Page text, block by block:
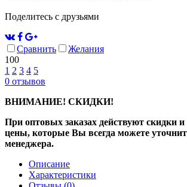
Поделитесь с друзьями
Сравнить
Желания
100
1 2 3 4 5
0 отзывов
ВНИМАНИЕ! СКИДКИ!
При оптовых заказах действуют скидки
цены, которые Вы всегда можете
менеджера.
Описание
Характеристики